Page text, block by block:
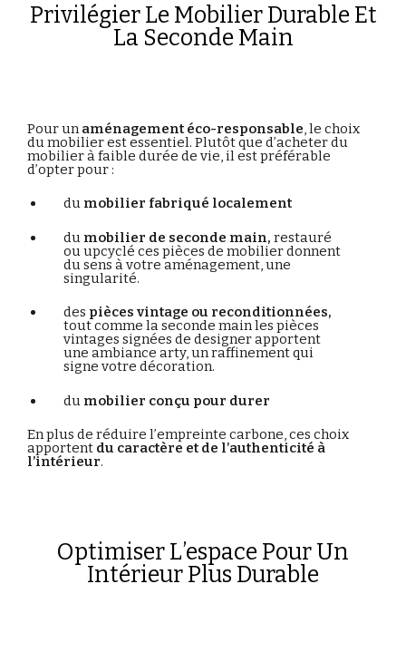
Privilégier Le Mobilier Durable Et
La Seconde Main
Pourun aménagement éco-responsable le choix
du mobilierestessentiel. Plutôtque d’acheterdu
mobilierà faible durée de vie, il estpréférable
d’opterpour :
du mobilier fabriqué localement
du mobilier de seconde main, restauré
ou upcyclé ces pièces de mobilier donnent
du sens à votre aménagement, une
singularité.
des pièces vintage ou reconditionnées,
tout comme la seconde main les pièces
vintages signées de designer apportent
une ambiance arty, un raffinement qui
signe votre décoration.
du mobilier conçu pour durer
Enplus de réduire l’empreinte carbone,ces choix
apportent du caractère et de l’authenticité à
l’intérieur.
Optimiser L’espace Pour Un
Intérieur Plus Durable